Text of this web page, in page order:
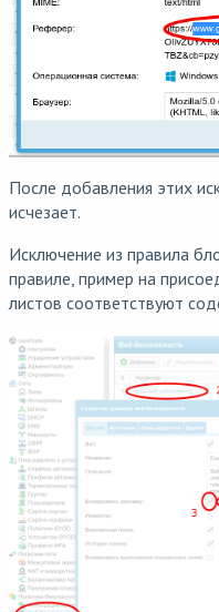
После добавления этих
исчезает.
Исключение из правила
правиле, пример на
листов соответствуют